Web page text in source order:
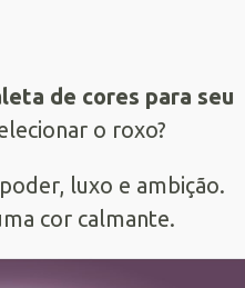
de cores para seu
o roxo?
luxo e ambição.
cor calmante.